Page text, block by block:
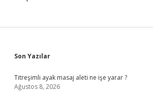
Sidebar
Son Yazılar
Titreşimli ayak masaj aleti ne işe yarar ?
Ağustos 8, 2026